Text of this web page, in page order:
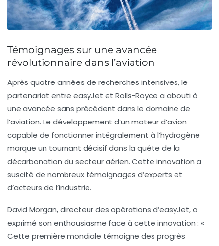
Témoignages sur une avancée
révolutionnaire dans l’aviation
Après quatre années de recherches intensives, le
partenariat entre easyJet et Rolls-Royce a abouti à
une avancée sans précédent dans le domaine de
l’aviation. Le développement d’un moteur d’avion
capable de fonctionner intégralement à l’hydrogène
marque un tournant décisif dans la quête de la
décarbonation du secteur aérien. Cette innovation a
suscité de nombreux témoignages d’experts et
d’acteurs de l’industrie.
David Morgan, directeur des opérations d’easyJet, a
exprimé son enthousiasme face à cette innovation : «
Cette première mondiale témoigne des progrès